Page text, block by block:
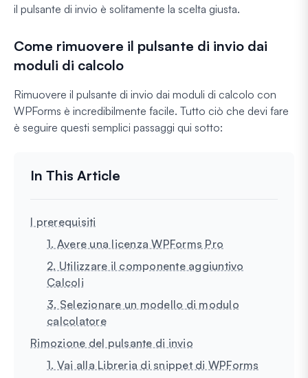
il pulsante di invio è solitamente la scelta giusta.
Come rimuovere il pulsante di invio dai
moduli di calcolo
Rimuovere il pulsante di invio dai moduli di calcolo con
WPForms è incredibilmente facile. Tutto ciò che devi fare
è seguire questi semplici passaggi qui sotto:
I prerequisiti
1. Avere una licenza WPForms Pro
2. Utilizzare il componente aggiuntivo
Calcoli
3. Selezionare un modello di modulo
calcolatore
Rimozione del pulsante di invio
1. Vai alla Libreria di snippet di WPForms